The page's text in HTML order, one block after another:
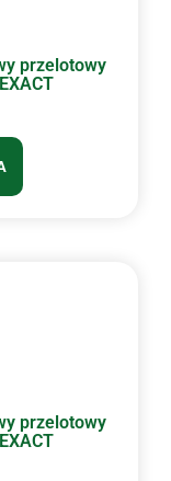
przelotowy
przelotowy